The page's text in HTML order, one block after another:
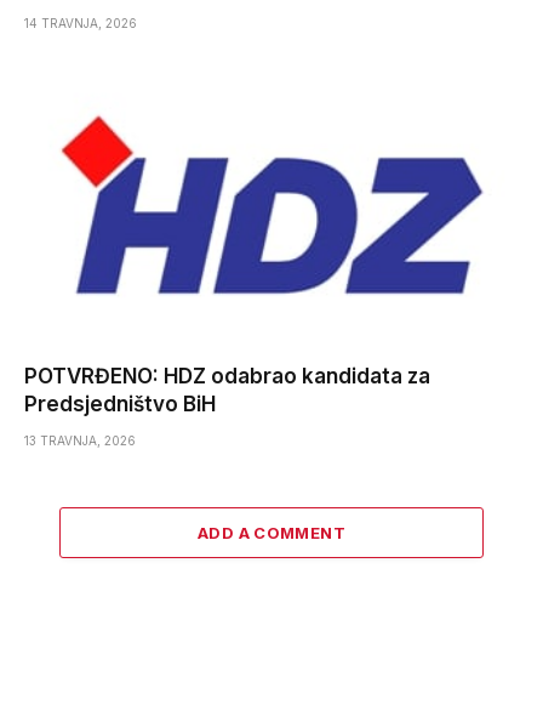
14 TRAVNJA, 2026
POTVRĐENO: HDZ odabrao kandidata za
Predsjedništvo BiH
13 TRAVNJA, 2026
ADD A COMMENT